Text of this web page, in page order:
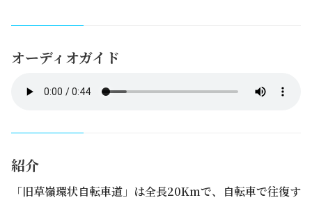
オーディオガイド
紹介
「旧草嶺環状自転車道」は全長20Kmで、自転車で往復す